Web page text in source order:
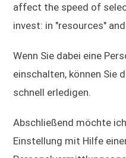
affect the speed of
invest: in "resources"
Wenn Sie dabei eine
einschalten, können Sie
schnell erledigen.
Abschließend möchte
Einstellung mit Hilfe